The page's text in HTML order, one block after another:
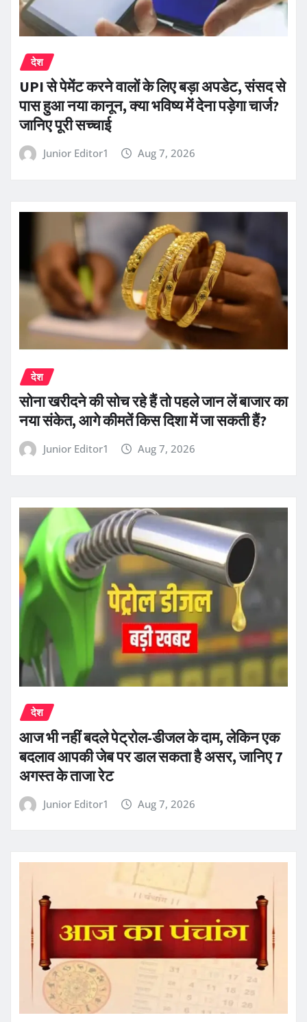
देश
UPI से पेमेंट करने वालों के लिए बड़ा अपडेट, संसद से
पास हुआ नया कानून, क्या भविष्य में देना पड़ेगा चार्ज?
जानिए पूरी सच्चाई
Junior Editor1 Aug 7, 2026
देश
सोना खरीदने की सोच रहे हैं तो पहले जान लें बाजार का
नया संकेत, आगे कीमतें किस दिशा में जा सकती हैं?
Junior Editor1 Aug 7, 2026
देश
आज भी नहीं बदले पेट्रोल-डीजल के दाम, लेकिन एक
बदलाव आपकी जेब पर डाल सकता है असर, जानिए 7
अगस्त के ताजा रेट
Junior Editor1 Aug 7, 2026